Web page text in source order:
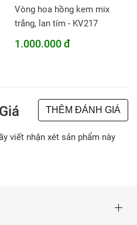
Vòng hoa hồng kem mix
trắng, lan tím - KV217
1.000.000 đ
THÊM ĐÁNH GIÁ
viết nhận xét sản phẩm này